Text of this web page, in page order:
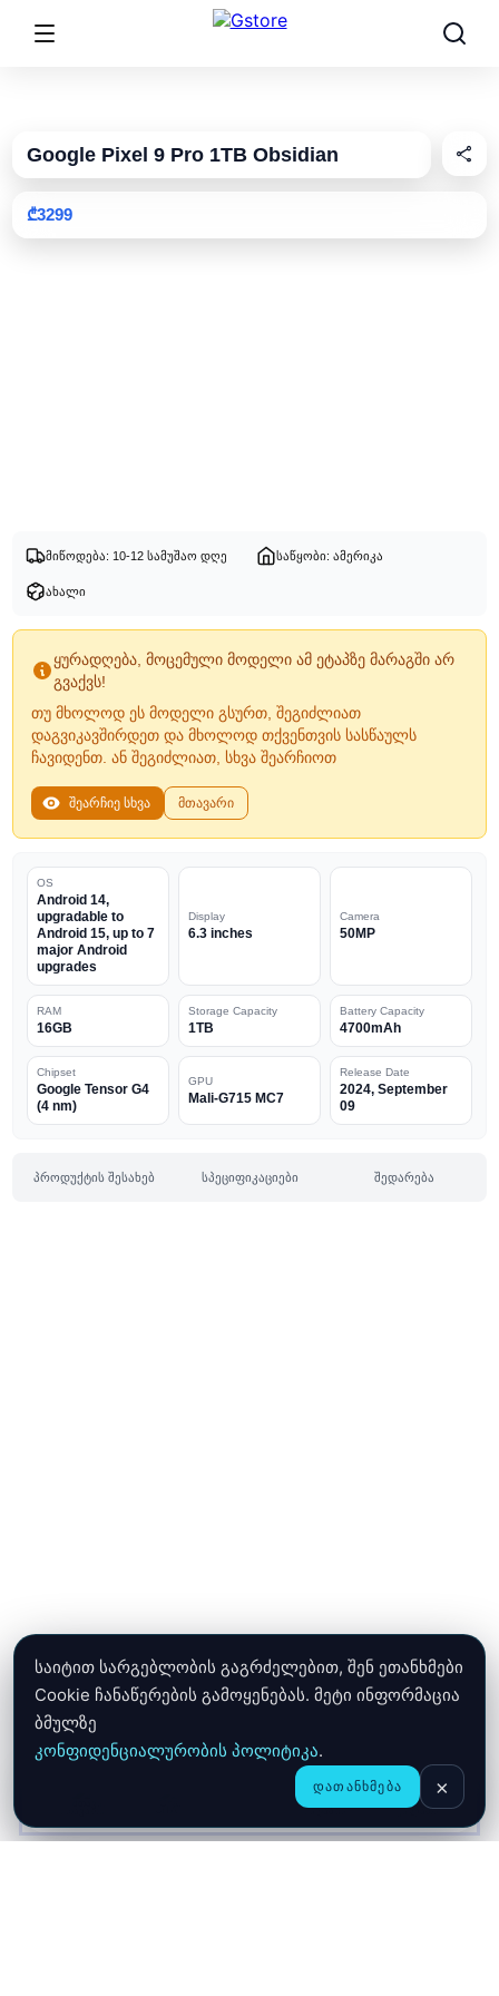
საიტით სარგებლობის გაგრძელებით, შენ ეთანხმები
Cookie ჩანაწერების გამოყენებას. მეტი ინფორმაცია
ბმულზე
კონფიდენციალურობის პოლიტიკა.
ᲓᲐᲗᲐᲜᲮᲛᲔᲑᲐ ×
ᲛᲐᲦᲐᲖᲘᲐ ᲙᲐᲚᲐᲗᲐ